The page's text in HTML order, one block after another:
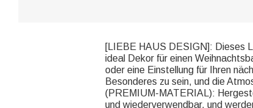
[LIEBE HAUS DESIGN]: Dieses
ideal Dekor für einen
oder eine Einstellung für Ihren
Besonderes zu sein, und die
(PREMIUM-MATERIAL):
und wiederverwendbar, und